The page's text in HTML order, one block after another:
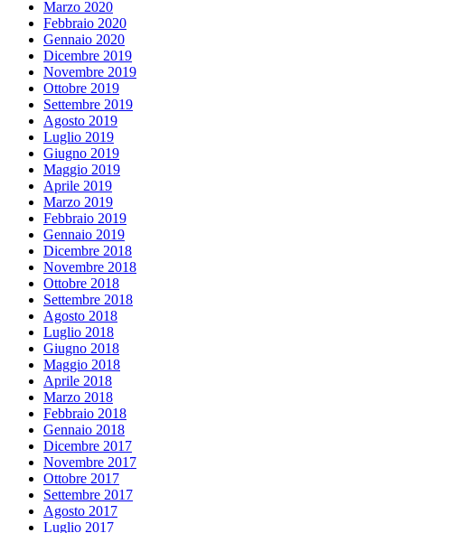
Marzo 2020
Febbraio 2020
Gennaio 2020
Dicembre 2019
Novembre 2019
Ottobre 2019
Settembre 2019
Agosto 2019
Luglio 2019
Giugno 2019
Maggio 2019
Aprile 2019
Marzo 2019
Febbraio 2019
Gennaio 2019
Dicembre 2018
Novembre 2018
Ottobre 2018
Settembre 2018
Agosto 2018
Luglio 2018
Giugno 2018
Maggio 2018
Aprile 2018
Marzo 2018
Febbraio 2018
Gennaio 2018
Dicembre 2017
Novembre 2017
Ottobre 2017
Settembre 2017
Agosto 2017
Luglio 2017